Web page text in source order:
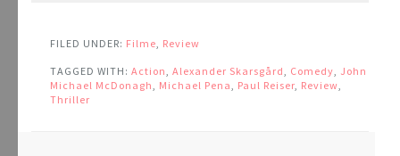
FILED UNDER: Filme Review
TAGGED WITH: Action Alexander Skarsgård Comedy John
Michael McDonagh
Michael Pena Paul Reiser Review
Thriller